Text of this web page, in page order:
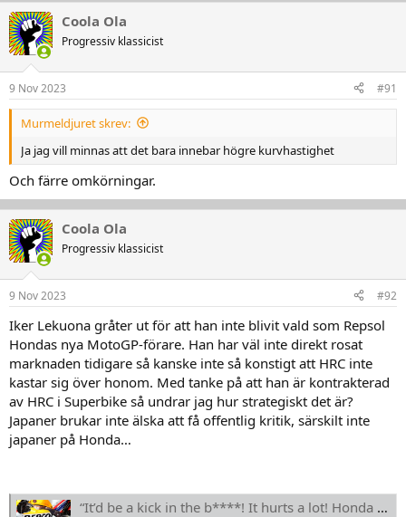
k
t
i
e
r
Coola Ola
Progressiv klassicist
9 Nov 2023 #91
Murmeldjuret skrev:
Ja jag vill minnas att det bara innebar högre kurvhastighet
Och färre omkörningar.
Coola Ola
Progressiv klassicist
9 Nov 2023 #92
Iker Lekuona gråter ut för att han inte blivit vald som Repsol
Hondas nya MotoGP-förare. Han har väl inte direkt rosat
marknaden tidigare så kanske inte så konstigt att HRC inte
kastar sig över honom. Med tanke på att han är kontrakterad
av HRC i Superbike så undrar jag hur strategiskt det är?
Japaner brukar inte älska att få offentlig kritik, särskilt inte
japaner på Honda…
“It’d be a kick in the b****! It hurts a lot! Honda not ready for a young rider," Iker Lecuona says